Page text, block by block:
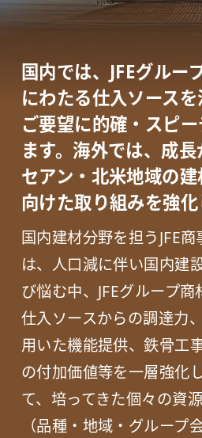
国内では、JFEグルー
にわたる仕入ソース
ご要望に的確・スピ
ます。海外では、成
セアン・北米地域の
向けた取り組みを強化
国内建材分野を担うJFE商
は、人口減に伴い国内建
び悩む中、JFEグループ
仕入ソースからの調達力
用いた機能提供、鉄骨工
の付加価値等を一層強化
て、培ってきた個々の資
（品種・地域・グループ